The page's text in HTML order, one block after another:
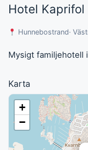
Hotel Kaprifol
Hunnebostrand·
Mysigt familjehotell
Karta
+
−